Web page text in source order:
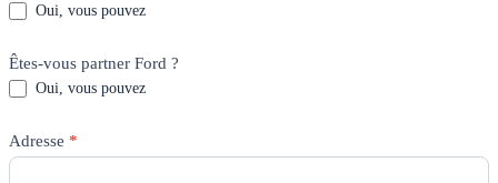
Oui, vous pouvez
Êtes-vous partner Ford ?
Oui, vous pouvez
Adresse *